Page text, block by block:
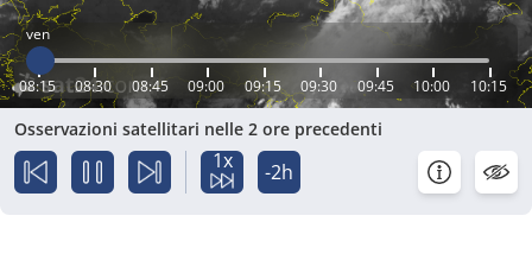
ven
08:15 08:30 08:45 09:00 09:15 09:30 09:45 10:00 10:15
Osservazioni satellitari nelle 2 ore precedenti
1x -2h